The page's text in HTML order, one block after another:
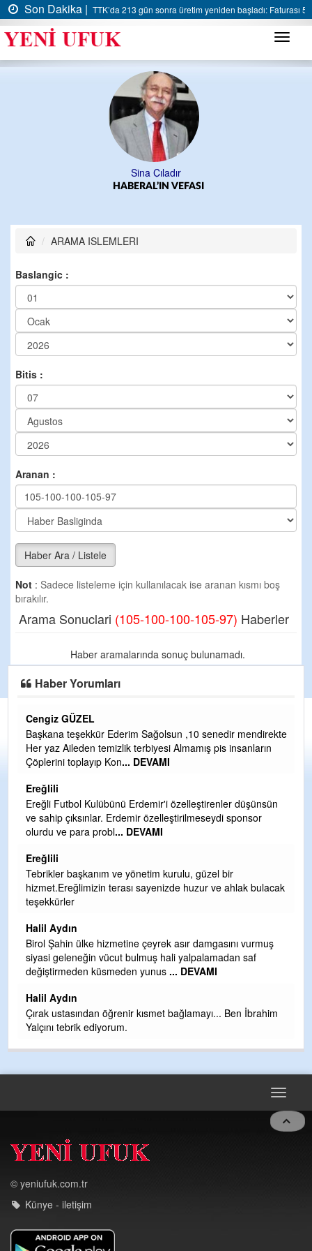
Son Dakika | TTK’da 213 gün sonra üretim yeniden başladı: Faturası 5
Menü
Sina Çıladır
HABERAL’IN VEFASI
ARAMA ISLEMLERI
Baslangic :
Bitis :
Aranan :
Haber Ara / Listele
Not : Sadece listeleme için kullanılacak ise aranan kısmı boş
bırakılır.
Arama Sonuclari (105-100-100-105-97) Haberler
Haber aramalarında sonuç bulunamadı.
Haber Yorumları
Cengiz GÜZEL
Başkana teşekkür Ederim Sağolsun ,10 senedir mendirekte
Her yaz Aileden temizlik terbiyesi Almamış pis insanların
Çöplerini toplayıp Kon... DEVAMI
Ereğlili
Ereğli Futbol Kulübünü Erdemir'i özelleştirenler düşünsün
ve sahip çıksınlar. Erdemir özelleştirilmeseydi sponsor
olurdu ve para probl... DEVAMI
Ereğlili
Tebrikler başkanım ve yönetim kurulu, güzel bir
hizmet.Ereğlimizin terası sayenizde huzur ve ahlak bulacak
teşekkürler
Halil Aydın
Birol Şahin ülke hizmetine çeyrek asır damgasını vurmuş
siyasi geleneğin vücut bulmuş hali yalpalamadan saf
değiştirmeden küsmeden yunus ... DEVAMI
Halil Aydın
Çırak ustasından öğrenir kısmet bağlamayı... Ben İbrahim
Yalçını tebrik ediyorum.
Toggle
© yeniufuk.com.tr
Künye - iletişim